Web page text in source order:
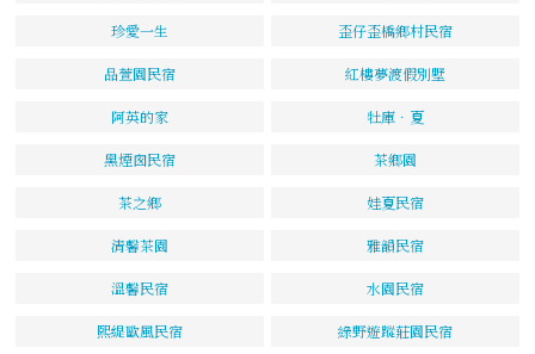
珍愛一生 歪仔歪橋鄉村民宿
品萱園民宿 紅樓夢渡假別墅
阿英的家 牡庫．夏
黑煙囪民宿 茶鄉園
茶之鄉 娃夏民宿
清馨茶園 雅韻民宿
溫馨民宿 水園民宿
熙緹歐風民宿 綠野遊蹤莊園民宿